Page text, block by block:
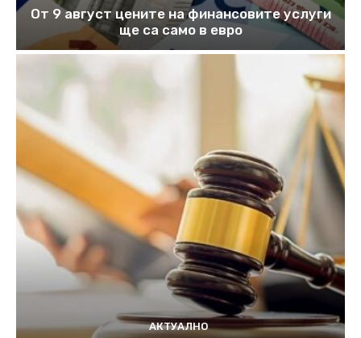
От 9 август цените на финансовите услуги
ще са само в евро
АКТУАЛНО